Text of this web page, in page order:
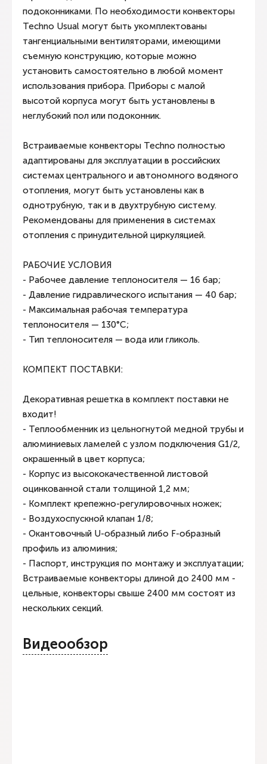
подоконниками. По необходимости конвекторы
Techno Usual могут быть укомплектованы
тангенциальными вентиляторами, имеющими
съемную конструкцию, которые можно
установить самостоятельно в любой момент
использования прибора. Приборы с малой
высотой корпуса могут быть установлены в
неглубокий пол или подоконник.
Встраиваемые конвекторы Techno полностью
адаптированы для эксплуатации в российских
системах центрального и автономного водяного
отопления, могут быть установлены как в
однотрубную, так и в двухтрубную систему.
Рекомендованы для применения в системах
отопления с принудительной циркуляцией.
РАБОЧИЕ УСЛОВИЯ
- Рабочее давление теплоносителя — 16 бар;
- Давление гидравлического испытания — 40 бар;
- Максимальная рабочая температура
теплоносителя — 130°С;
- Тип теплоносителя — вода или гликоль.
КОМПЕКТ ПОСТАВКИ:
Декоративная решетка в комплект поставки не
входит!
- Теплообменник из цельногнутой медной трубы и
алюминиевых ламелей с узлом подключения G1/2,
окрашенный в цвет корпуса;
- Корпус из высококачественной листовой
оцинкованной стали толщиной 1,2 мм;
- Комплект крепежно-регулировочных ножек;
- Воздухоспускной клапан 1/8;
- Окантовочный U-образный либо F-образный
профиль из алюминия;
- Паспорт, инструкция по монтажу и эксплуатации;
Встраиваемые конвекторы длиной до 2400 мм -
цельные, конвекторы свыше 2400 мм состоят из
нескольких секций.
Видеообзор